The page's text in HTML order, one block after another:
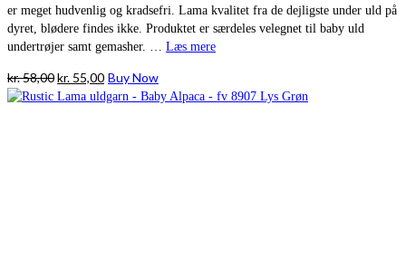
er meget hudvenlig og kradsefri. Lama kvalitet fra de dejligste under uld på
dyret, blødere findes ikke. Produktet er særdeles velegnet til baby uld
undertrøjer samt gemasher. … Læs mere
kr.58,00Den
oprindelige
kr. 55,00Den
aktuelle
Buy Now